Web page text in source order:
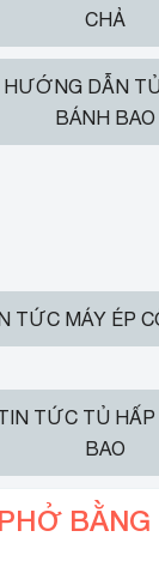
CHẢ
HƯỚNG DẪN
BÁNH BAO
TỨC MÁY ÉP
TỨC TỦ HẤP
BAO